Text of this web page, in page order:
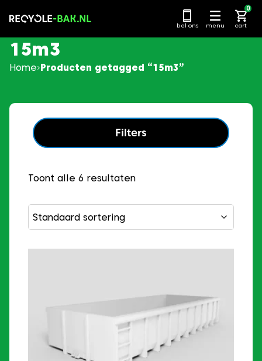
naar
bel ons menu cart
0
15m3
Home Producten getagged “15m3”
Filters
Toont alle 6 resultaten